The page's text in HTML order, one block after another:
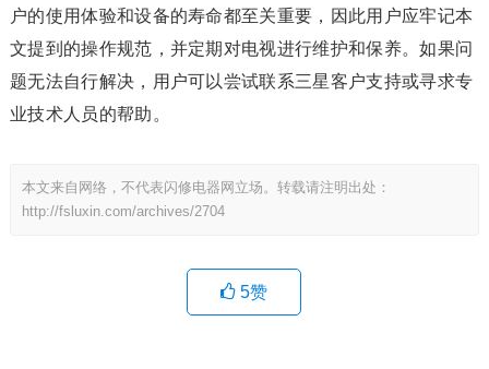
户的使用体验和设备的寿命都至关重要，因此用户应牢记本
文提到的操作规范，并定期对电视进行维护和保养。如果问
题无法自行解决，用户可以尝试联系三星客户支持或寻求专
业技术人员的帮助。
本文来自网络，不代表闪修电器网立场。转载请注明出处：
http://fsluxin.com/archives/2704
5赞